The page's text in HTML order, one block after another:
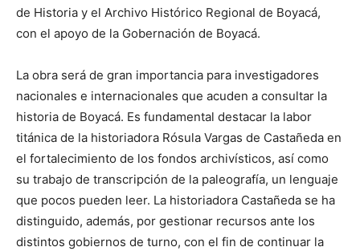
de Historia y el Archivo Histórico Regional de Boyacá,
con el apoyo de la Gobernación de Boyacá.
La obra será de gran importancia para investigadores
nacionales e internacionales que acuden a consultar la
historia de Boyacá. Es fundamental destacar la labor
titánica de la historiadora Rósula Vargas de Castañeda en
el fortalecimiento de los fondos archivísticos, así como
su trabajo de transcripción de la paleografía, un lenguaje
que pocos pueden leer. La historiadora Castañeda se ha
distinguido, además, por gestionar recursos ante los
distintos gobiernos de turno, con el fin de continuar la